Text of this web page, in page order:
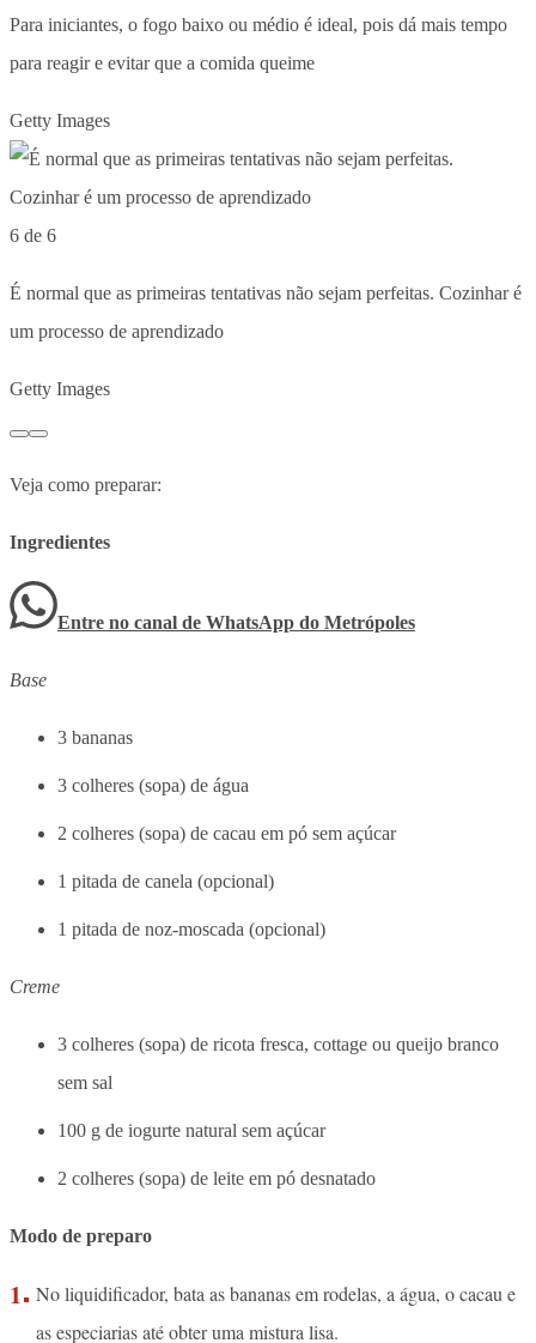
Para iniciantes, o fogo baixo ou médio é ideal, pois dá mais tempo
para reagir e evitar que a comida queime
Getty Images
6 de 6
É normal que as primeiras tentativas não sejam perfeitas. Cozinhar é
um processo de aprendizado
Getty Images
Veja como preparar:
Ingredientes
Entre no canal de WhatsApp do Metrópoles
Base
3 bananas
3 colheres (sopa) de água
2 colheres (sopa) de cacau em pó sem açúcar
1 pitada de canela (opcional)
1 pitada de noz-moscada (opcional)
Creme
3 colheres (sopa) de ricota fresca, cottage ou queijo branco
sem sal
100 g de iogurte natural sem açúcar
2 colheres (sopa) de leite em pó desnatado
Modo de preparo
No liquidificador, bata as bananas em rodelas, a água, o cacau e
as especiarias até obter uma mistura lisa.